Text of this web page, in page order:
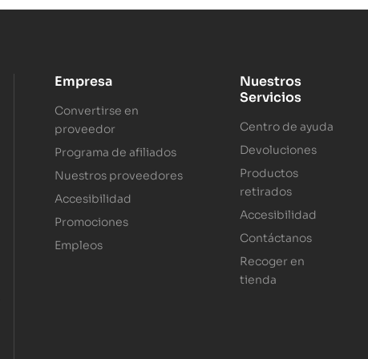
Empresa
Convertirse en
proveedor
Programa de afiliados
Nuestros proveedores
Accesibilidad
Promociones
Empleos
Nuestros
Servicios
Centro de ayuda
Devoluciones
Productos
retirados
Accesibilidad
Contáctanos
Recoger en
tienda